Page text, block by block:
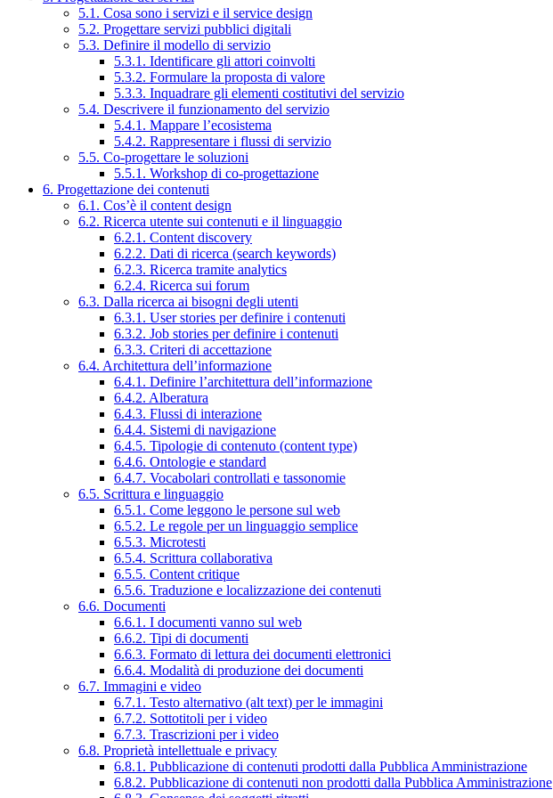
5.1. Cosa sono i servizi e il service design
5.2. Progettare servizi pubblici digitali
5.3. Definire il modello di servizio
5.3.1. Identificare gli attori coinvolti
5.3.2. Formulare la proposta di valore
5.3.3. Inquadrare gli elementi costitutivi del servizio
5.4. Descrivere il funzionamento del servizio
5.4.1. Mappare l’ecosistema
5.4.2. Rappresentare i flussi di servizio
5.5. Co-progettare le soluzioni
5.5.1. Workshop di co-progettazione
6. Progettazione dei contenuti
6.1. Cos’è il content design
6.2. Ricerca utente sui contenuti e il linguaggio
6.2.1. Content discovery
6.2.2. Dati di ricerca (search keywords)
6.2.3. Ricerca tramite analytics
6.2.4. Ricerca sui forum
6.3. Dalla ricerca ai bisogni degli utenti
6.3.1. User stories per definire i contenuti
6.3.2. Job stories per definire i contenuti
6.3.3. Criteri di accettazione
6.4. Architettura dell’informazione
6.4.1. Definire l’architettura dell’informazione
6.4.2. Alberatura
6.4.3. Flussi di interazione
6.4.4. Sistemi di navigazione
6.4.5. Tipologie di contenuto (content type)
6.4.6. Ontologie e standard
6.4.7. Vocabolari controllati e tassonomie
6.5. Scrittura e linguaggio
6.5.1. Come leggono le persone sul web
6.5.2. Le regole per un linguaggio semplice
6.5.3. Microtesti
6.5.4. Scrittura collaborativa
6.5.5. Content critique
6.5.6. Traduzione e localizzazione dei contenuti
6.6. Documenti
6.6.1. I documenti vanno sul web
6.6.2. Tipi di documenti
6.6.3. Formato di lettura dei documenti elettronici
6.6.4. Modalità di produzione dei documenti
6.7. Immagini e video
6.7.1. Testo alternativo (alt text) per le immagini
6.7.2. Sottotitoli per i video
6.7.3. Trascrizioni per i video
6.8. Proprietà intellettuale e privacy
6.8.1. Pubblicazione di contenuti prodotti dalla Pubblica Amministrazione
6.8.2. Pubblicazione di contenuti non prodotti dalla Pubblica Amministrazione